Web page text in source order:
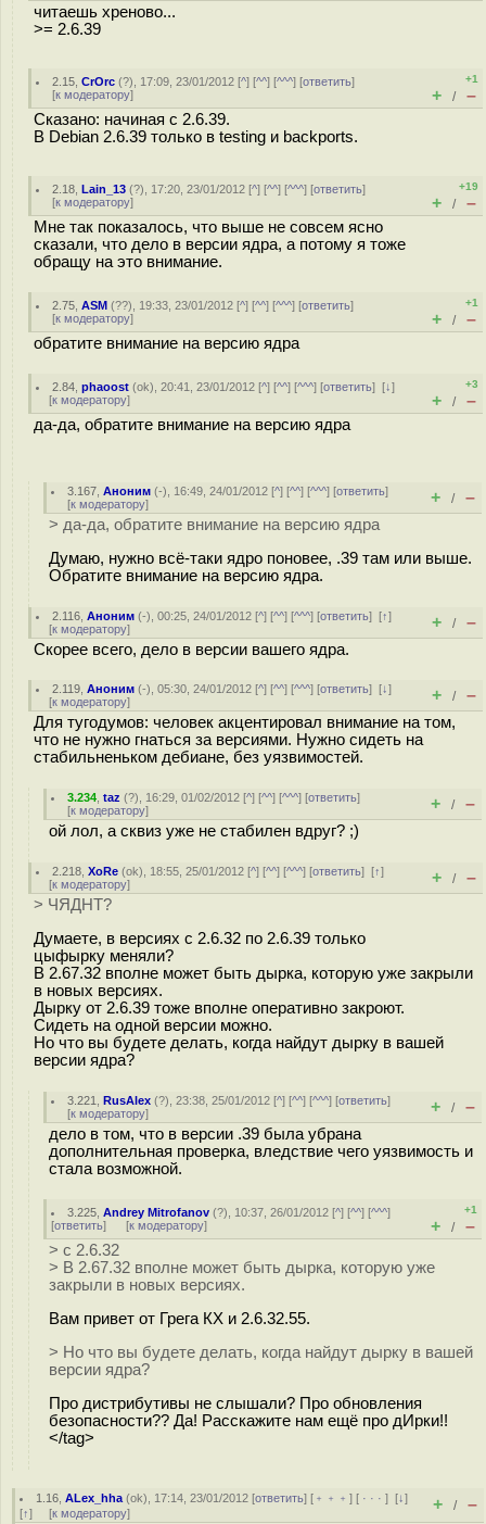
читаешь хреново...
>= 2.6.39
2.15 ,CrOrc (?), 17:09, 23/01/2012 [^] [^^] [^^^] [ответить]
[к модератору]
+1
+ / –
Сказано: начиная с 2.6.39.
В Debian 2.6.39 только в testing и backports.
2.18 ,Lain_13 (?), 17:20, 23/01/2012 [^] [^^] [^^^] [ответить]
[к модератору]
+19
+ / –
Мне так показалось, что выше не совсем ясно
сказали, что дело в версии ядра, а потому я тоже
обращу на это внимание.
2.75 ,ASM (??), 19:33, 23/01/2012 [^] [^^] [^^^] [ответить]
[к модератору]
+1
+ / –
обратите внимание на версию ядра
2.84 ,phaoost (ok), 20:41, 23/01/2012 [^] [^^] [^^^] [ответить][↓]
[к модератору]
+3
+ / –
да-да, обратите внимание на версию ядра
3.167 ,Аноним (-), 16:49, 24/01/2012 [^] [^^] [^^^] [ответить]
[к модератору] + / –
> да-да, обратите внимание на версию ядра
Думаю, нужно всё-таки ядро поновее, .39 там или выше.
Обратите внимание на версию ядра.
2.116 ,Аноним (-), 00:25, 24/01/2012 [^] [^^] [^^^] [ответить][↑]
[к модератору] + / –
Скорее всего, дело в версии вашего ядра.
2.119 ,Аноним (-), 05:30, 24/01/2012 [^] [^^] [^^^] [ответить][↓]
[к модератору] + / –
Для тугодумов: человек акцентировал внимание на том,
что не нужно гнаться за версиями. Нужно сидеть на
стабильненьком дебиане, без уязвимостей.
3.234 ,taz (?), 16:29, 01/02/2012 [^] [^^] [^^^] [ответить]
[к модератору] + / –
ой лол, а сквиз уже не стабилен вдруг? ;)
2.218 ,XoRe (ok), 18:55, 25/01/2012 [^] [^^] [^^^] [ответить][↑]
[к модератору] + / –
> ЧЯДНТ?
Думаете, в версиях с 2.6.32 по 2.6.39 только
цыфырку меняли?
В 2.67.32 вполне может быть дырка, которую уже закрыли
в новых версиях.
Дырку от 2.6.39 тоже вполне оперативно закроют.
Сидеть на одной версии можно.
Но что вы будете делать, когда найдут дырку в вашей
версии ядра?
3.221 ,RusAlex (?), 23:38, 25/01/2012 [^] [^^] [^^^] [ответить]
[к модератору] + / –
дело в том, что в версии .39 была убрана
дополнительная проверка, вледствие чего уязвимость и
стала возможной.
3.225 ,Andrey Mitrofanov (?), 10:37, 26/01/2012 [^] [^^] [^^^]
[ответить] [к модератору]
+1
+ / –
> с 2.6.32
> В 2.67.32 вполне может быть дырка, которую уже
закрыли в новых версиях.
Вам привет от Грега КХ и 2.6.32.55.
> Но что вы будете делать, когда найдут дырку в вашей
версии ядра?
Про дистрибутивы не слышали? Про обновления
безопасности?? Да! Расскажите нам ещё про дИрки!!
</tag>
1.16 ,ALex_hha (ok), 17:14, 23/01/2012 [ответить] [ ﹢﹢﹢] [ · · ·][↓]
[↑] [к модератору] + / –